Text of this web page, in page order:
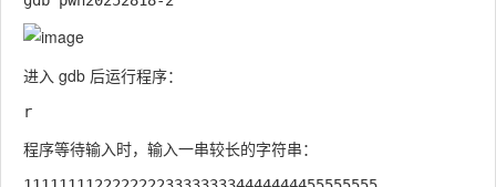
进入 gdb 后运行程序：
程序等待输入时，输入一串较长的字符串：